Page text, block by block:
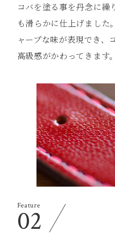
コバを塗る事を丹念に繰
も滑らかに仕上げました
ャープな味が表現でき、
⾼級感がかわってきます。
Feature
02